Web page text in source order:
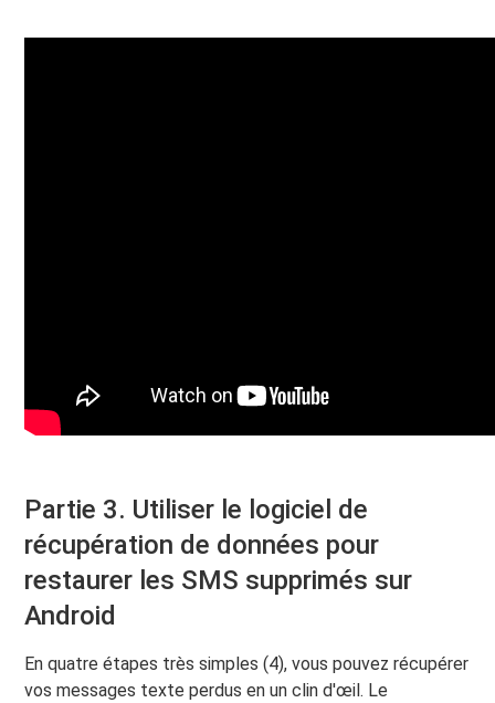
Partie 3. Utiliser le logiciel de
récupération de données pour
restaurer les SMS supprimés sur
Android
En quatre étapes très simples (4), vous pouvez récupérer
vos messages texte perdus en un clin d'œil. Le